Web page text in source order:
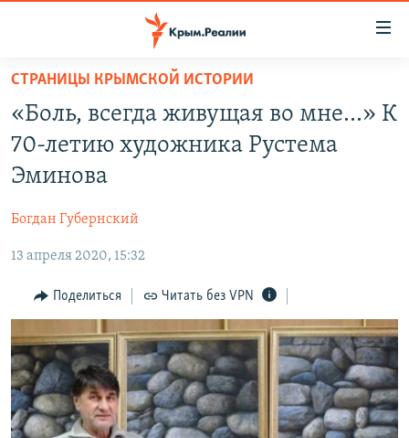
Вернуться
основному
содержанию
Вернутся
главной
навигации
Вернутся
поиску
СПЕЦПРОЕКТЫ
11 ЛЕТ ОККУПАЦИИ КРЫМА. 11 ИСТОРИЙ СОПРОТИВЛЕНИЯ
ВОДА
ЕЩЕ
ИНТЕРАКТИВ
ИНФОГРАФИКА
ТЕЛЕПРОЕКТ КРЫМ.РЕАЛИИ
СОВЕТЫ ПРАВОЗАЩИТНИКОВ
ПРОПАВШИЕ БЕЗ ВЕСТИ
ПОБЕДИТЕЛЕЙ НЕ СУДЯТ?
РАДІО СВОБОДА
КАК ОБОЙТИ БЛОКИРОВКУ
Українською
Qırımtatar
ПРИСОЕДИНЯЙТЕСЬ!
СТРАНИЦЫ КРЫМСКОЙ ИСТОРИИ
«Боль, всегда живущая во мне...» К
70-летию художника Рустема
Эминова
Богдан Губернский
13 апреля 2020, 15:32
Поделиться Читать без VPN